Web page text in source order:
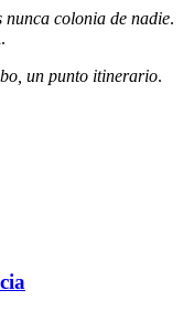
nunca colonia de nadie.
un punto itinerario.